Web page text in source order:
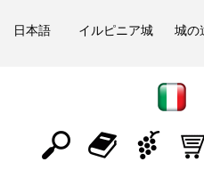
日本語 イルピニア城 城の